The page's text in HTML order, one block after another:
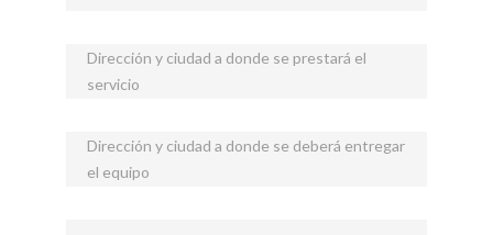
Dirección y ciudad a donde se prestará el
servicio
Dirección y ciudad a donde se deberá entregar
el equipo